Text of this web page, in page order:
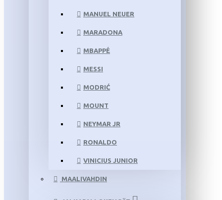
MANUEL NEUER
MARADONA
MBAPPÉ
MESSI
MODRIĆ
MOUNT
NEYMAR JR
RONALDO
VINICIUS JUNIOR
MAALIVAHDIN